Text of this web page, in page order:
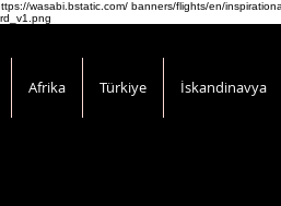
wasabi.bstatic.com/ banners/flights/en/
Afrika Türkiye İskandinavya